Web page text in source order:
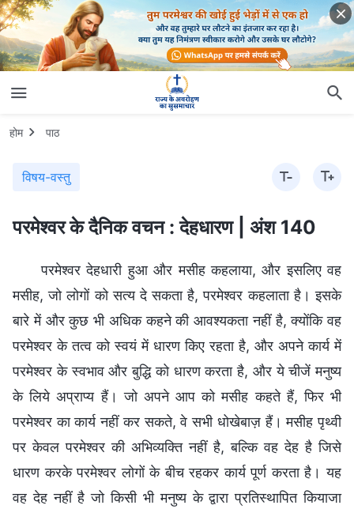
होम पाठ
विषय-वस्तु
परमेश्वर के दैनिक वचन : देहधारण | अंश 140
परमेश्वर देहधारी हुआ और मसीह कहलाया, और इसलिए वह
मसीह, जो लोगों को सत्य दे सकता है, परमेश्वर कहलाता है। इसके
बारे में और कुछ भी अधिक कहने की आवश्यकता नहीं है, क्योंकि वह
परमेश्वर के तत्व को स्वयं में धारण किए रहता है, और अपने कार्य में
परमेश्वर के स्वभाव और बुद्धि को धारण करता है, और ये चीजें मनुष्य
के लिये अप्राप्य हैं। जो अपने आप को मसीह कहते हैं, फिर भी
परमेश्वर का कार्य नहीं कर सकते, वे सभी धोखेबाज़ हैं। मसीह पृथ्वी
पर केवल परमेश्वर की अभिव्यक्ति नहीं है, बल्कि वह देह है जिसे
धारण करके परमेश्वर लोगों के बीच रहकर कार्य पूर्ण करता है। यह
वह देह नहीं है जो किसी भी मनुष्य के द्वारा प्रतिस्थापित कियाजा